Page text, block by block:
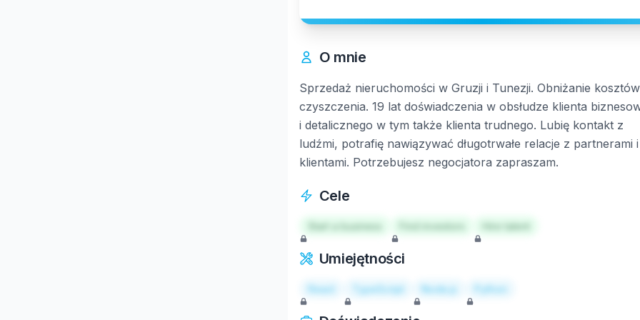
O mnie
Sprzedaż nieruchomości w Gruzji i Tunezji. Obniżanie kosztów
czyszczenia. 19 lat doświadczenia w obsłudze klienta
i detalicznego w tym także klienta trudnego. Lubię kontakt z
ludźmi, potrafię nawiązywać długotrwałe relacje z partnerami i
klientami. Potrzebujesz negocjatora zapraszam.
Cele
Start a business Hire talent
Umiejętności
React TypeScript Node.js Python